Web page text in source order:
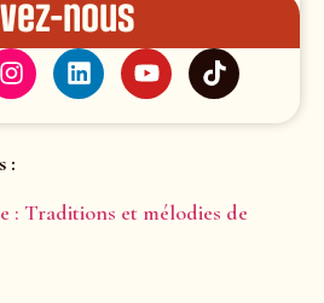
nous
:
: Traditions et mélodies de